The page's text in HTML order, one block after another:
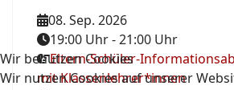
08. Sep. 2026
19:00 Uhr-21:00 Uhr
Eltern-Schüler-
mit Klassenlehrer*innen
Wir benutzen Cookies
Wir nutzen Cookies auf unserer